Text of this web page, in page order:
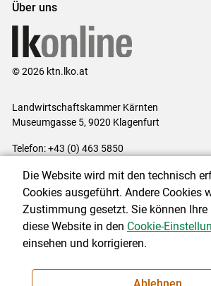
Über uns
© 2026 ktn.lko.at
Landwirtschaftskammer Kärnten
Museumgasse 5, 9020 Klagenfurt
Telefon: +43 (0) 463 5850
Impressum|Kontakt|Datenschutzerklärung
Cookie-Einstellungen
NEWSLETTER
Die Website wird mit den technisch
Cookies ausgeführt. Andere Cookies
Zustimmung gesetzt. Sie können
diese Website in den Cookie-
einsehen und korrigieren.